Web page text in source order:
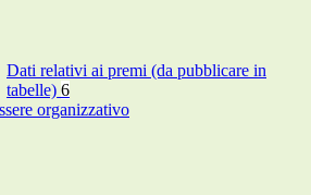
Dati relativi ai premi (da pubblicare in
tabelle) 6
organizzativo